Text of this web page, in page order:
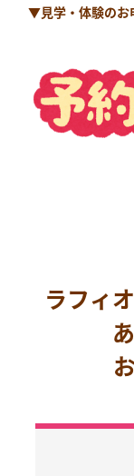
▼見学・体験の
ラフィ